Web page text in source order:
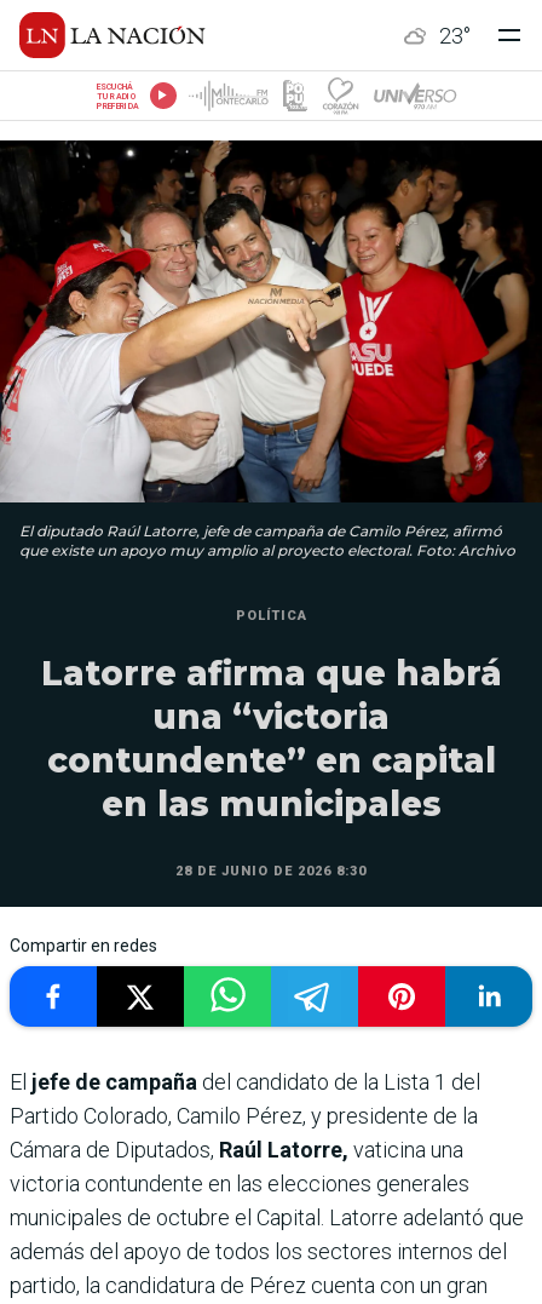
23°
ESCUCHÁ
TU RADIO
PREFERIDA
El diputado Raúl Latorre, jefe de campaña de Camilo Pérez, afirmó
que existe un apoyo muy amplio al proyecto electoral. Foto: Archivo
POLÍTICA
Latorre afirma que habrá
una “victoria
contundente” en capital
en las municipales
28 DE JUNIO DE 2026 8:30
Compartir en redes
El jefe de campaña del candidato de la Lista 1 del
Partido Colorado, Camilo Pérez, y presidente de la
Cámara de Diputados, Raúl Latorre, vaticina una
victoria contundente en las elecciones generales
municipales de octubre el Capital. Latorre adelantó que
además del apoyo de todos los sectores internos del
partido, la candidatura de Pérez cuenta con un gran